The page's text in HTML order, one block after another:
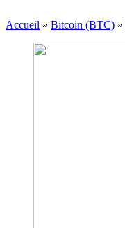
Accueil » Bitcoin (BTC) »